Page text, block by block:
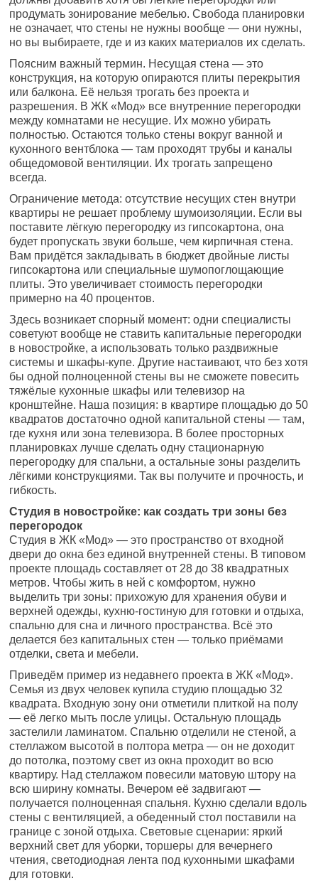
продумать зонирование мебелью. Свобода планировки
не означает, что стены не нужны вообще — они нужны,
но вы выбираете, где и из каких материалов их сделать.
Поясним важный термин. Несущая стена — это
конструкция, на которую опираются плиты перекрытия
или балкона. Её нельзя трогать без проекта и
разрешения. В ЖК «Мод» все внутренние перегородки
между комнатами не несущие. Их можно убирать
полностью. Остаются только стены вокруг ванной и
кухонного вентблока — там проходят трубы и каналы
общедомовой вентиляции. Их трогать запрещено
всегда.
Ограничение метода: отсутствие несущих стен внутри
квартиры не решает проблему шумоизоляции. Если вы
поставите лёгкую перегородку из гипсокартона, она
будет пропускать звуки больше, чем кирпичная стена.
Вам придётся закладывать в бюджет двойные листы
гипсокартона или специальные шумопоглощающие
плиты. Это увеличивает стоимость перегородки
примерно на 40 процентов.
Здесь возникает спорный момент: одни специалисты
советуют вообще не ставить капитальные перегородки
в новостройке, а использовать только раздвижные
системы и шкафы-купе. Другие настаивают, что без хотя
бы одной полноценной стены вы не сможете повесить
тяжёлые кухонные шкафы или телевизор на
кронштейне. Наша позиция: в квартире площадью до 50
квадратов достаточно одной капитальной стены — там,
где кухня или зона телевизора. В более просторных
планировках лучше сделать одну стационарную
перегородку для спальни, а остальные зоны разделить
лёгкими конструкциями. Так вы получите и прочность, и
гибкость.
Студия в новостройке: как создать три зоны без
перегородок
Студия в ЖК «Мод» — это пространство от входной
двери до окна без единой внутренней стены. В типовом
проекте площадь составляет от 28 до 38 квадратных
метров. Чтобы жить в ней с комфортом, нужно
выделить три зоны: прихожую для хранения обуви и
верхней одежды, кухню-гостиную для готовки и отдыха,
спальню для сна и личного пространства. Всё это
делается без капитальных стен — только приёмами
отделки, света и мебели.
Приведём пример из недавнего проекта в ЖК «Мод».
Семья из двух человек купила студию площадью 32
квадрата. Входную зону они отметили плиткой на полу
— её легко мыть после улицы. Остальную площадь
застелили ламинатом. Спальню отделили не стеной, а
стеллажом высотой в полтора метра — он не доходит
до потолка, поэтому свет из окна проходит во всю
квартиру. Над стеллажом повесили матовую штору на
всю ширину комнаты. Вечером её задвигают —
получается полноценная спальня. Кухню сделали вдоль
стены с вентиляцией, а обеденный стол поставили на
границе с зоной отдыха. Световые сценарии: яркий
верхний свет для уборки, торшеры для вечернего
чтения, светодиодная лента под кухонными шкафами
для готовки.